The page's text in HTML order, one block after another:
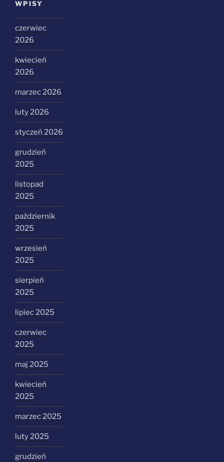
WPISY
czerwiec
2026
kwiecień
2026
marzec 2026
luty 2026
styczeń 2026
grudzień
2025
listopad
2025
październik
2025
wrzesień
2025
sierpień
2025
lipiec 2025
czerwiec
2025
maj 2025
kwiecień
2025
marzec 2025
luty 2025
grudzień